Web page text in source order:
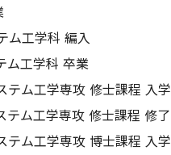
ム工学科 編入
ム工学科 卒業
テム工学専攻 修士課程 入学
テム工学専攻 修士課程 修了
テム工学専攻 博士課程 入学